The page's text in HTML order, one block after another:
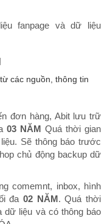
fanpage và dữ liệu
các nguồn, thông tin
đơn hàng, Abit lưu trữ
03 NĂM Quá thời gian
Sẽ thông báo trước
chủ động backup dữ
comemnt, inbox, hình
đa02 NĂM. Quá thời
dữ liệu và có thông báo